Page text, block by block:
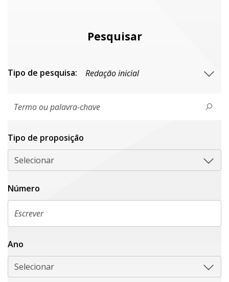
Pesquisar
Tipo de pesquisa:
Tipo de proposiçāo
Selecionar
Número
Ano
Selecionar